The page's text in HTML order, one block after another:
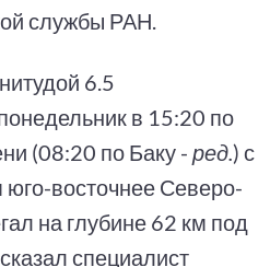
службы РАН.
6.5
в 15:20 по
(08:20 по Баку - ред.) с
восточнее Северо-
на глубине 62 км под
специалист